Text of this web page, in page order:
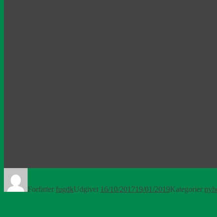
Forfatter fugdkUdgivet 16/10/201719/01/2019Kategorier